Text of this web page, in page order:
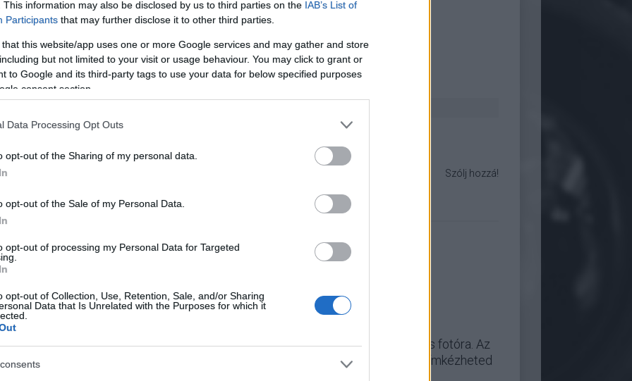
This information may also be disclosed by us to third parties on the IAB’s List of
Participants that may further disclose it to other third parties.
that this website/app uses one or more Google services and may gather and store
but not limited to your visit or usage behaviour. You may click to grant or
to Google and its third-party tags to use your data for below specified purposes
consent section.
Data Processing Opt Outs
opt-out of the Sharing of my personal data.
opt-out of the Sale of my Personal Data.
opt-out of processing my Personal Data for Targeted
opt-out of Collection, Use, Retention, Sale, and/or Sharing
Data that Is Unrelated with the Purposes for which it
)
2)
)
rt
)
ii
)
)
)
)
)
Címkék: fényképezőgép pletyka cserélhető objektíves
Szólj hozzá!
Vízjel a képre - FastStone Photo Resizer (+PS)
(Videóm)
Kő egyszerű vízjelet készítünk, aztán mehet az összes fotóra. Az
ingyenes FastStone Photo Resizerrel könnyedén felcímkézheted